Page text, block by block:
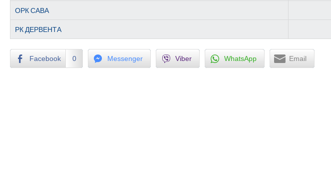
ОРК САВА
РК ДЕРВЕНТА
Facebook 0 Messenger Viber WhatsApp Email